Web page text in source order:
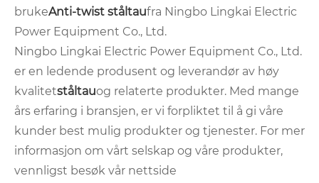
brukeAnti-twist ståltaufra Ningbo Lingkai Electric
Power Equipment Co., Ltd.
Ningbo Lingkai Electric Power Equipment Co., Ltd.
er en ledende produsent og leverandør av høy
kvalitetståltauog relaterte produkter. Med mange
års erfaring i bransjen, er vi forpliktet til å gi våre
kunder best mulig produkter og tjenester. For mer
informasjon om vårt selskap og våre produkter,
vennligst besøk vår nettside